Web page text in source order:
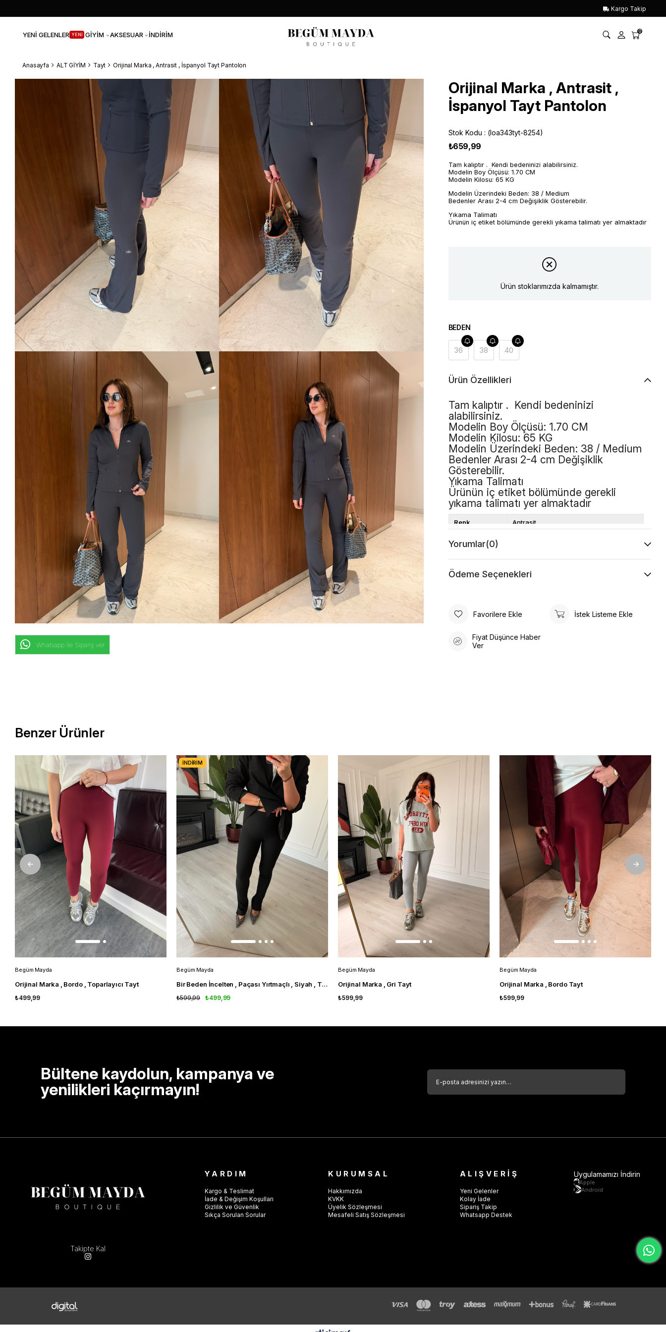
Kargo Takip
YENİ GELENLER YENİ GİYİM AKSESUAR İNDİRİM 0
Anasayfa ALT GİYİM Tayt Orijinal Marka , Antrasit , İspanyol Tayt Pantolon
Whatsapp İle Sipariş ver
Orijinal Marka , Antrasit ,
İspanyol Tayt Pantolon
Stok Kodu (loa343tyt-8254)
₺659,99
Tam kalıptır . Kendi bedeninizi alabilirsiniz.
Modelin Boy Ölçüsü: 1.70 CM
Modelin Kilosu: 65 KG
Modelin Üzerindeki Beden: 38 / Medium
Bedenler Arası 2-4 cm Değişiklik Gösterebilir.
Yıkama Talimatı
Ürünün iç etiket bölümünde gerekli yıkama talimatı yer almaktadır
Ürün stoklarımızda kalmamıştır.
BEDEN
36 38 40
Ürün Özellikleri
Tam kalıptır . Kendi bedeninizi
alabilirsiniz.
Modelin Boy Ölçüsü: 1.70 CM
Modelin Kilosu: 65 KG
Modelin Üzerindeki Beden: 38 / Medium
Bedenler Arası 2-4 cm Değişiklik
Gösterebilir.
Yıkama Talimatı
Ürünün iç etiket bölümünde gerekli
yıkama talimatı yer almaktadır
Renk Antrasit
Boy
Yorumlar(0)
Ödeme Seçenekleri
Favorilere Ekle İstek Listeme Ekle
Fiyat Düşünce Haber
Ver
Benzer Ürünler
Begüm Mayda
Orijinal Marka , Bordo , Toparlayıcı Tayt
₺499,99
Begüm Mayda
Bir Beden İncelten , Paçası Yırtmaçlı , Siyah , Tayt Pantolon
₺499,99
₺599,99
İNDIRIM
Begüm Mayda
Orijinal Marka , Gri Tayt
₺599,99
Begüm Mayda
Orijinal Marka , Bordo Tayt
₺599,99
Bültene kaydolun, kampanya ve
yenilikleri kaçırmayın!
Takipte Kal
YARDIM
Kargo & Teslimat
İade & Değişim Koşulları
Gizlilik ve Güvenlik
Sıkça Sorulan Sorular
KURUMSAL
Hakkımızda
KVKK
Üyelik Sözleşmesi
Mesafeli Satış Sözleşmesi
ALIŞVERİŞ
Yeni Gelenler
Kolay İade
Sipariş Takip
Whatsapp Destek
Uygulamamızı İndirin
Apple
Android